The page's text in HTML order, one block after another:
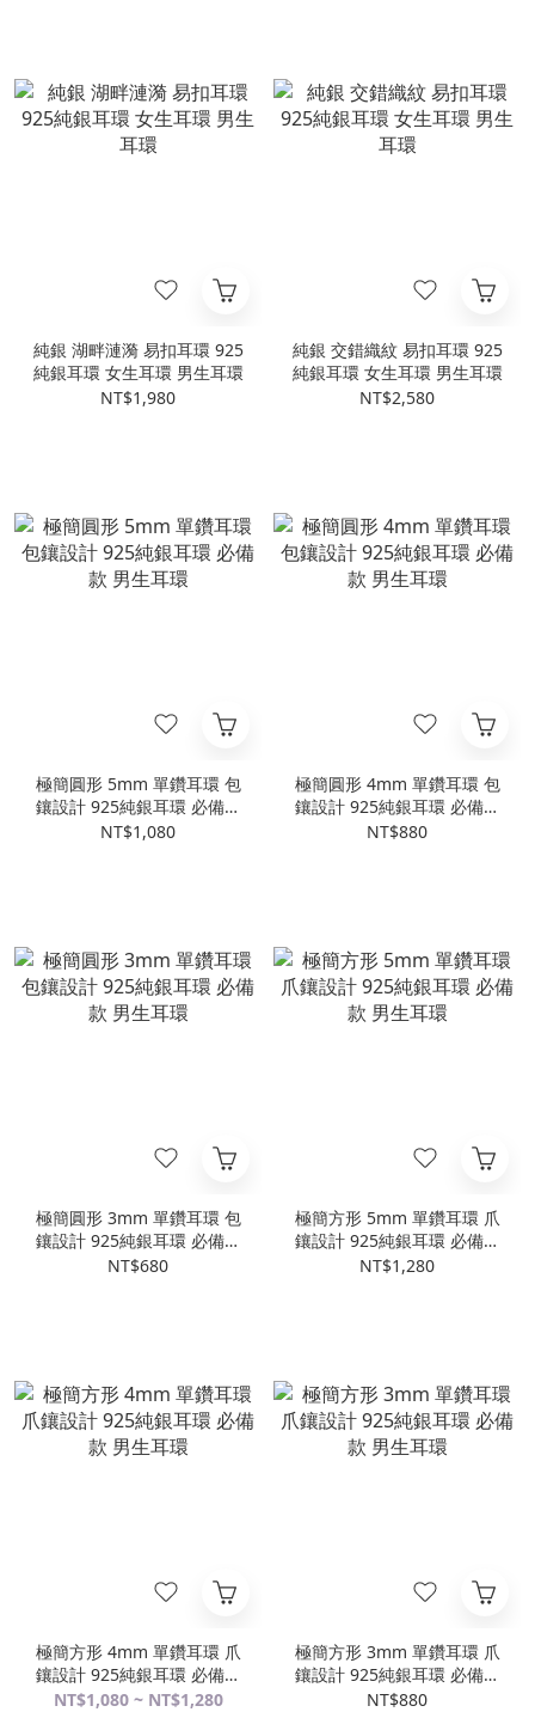
純銀 湖畔漣漪 易扣耳環 925
純銀耳環 女生耳環 男生耳環
NT$1,980
純銀 交錯織紋 易扣耳環 925
純銀耳環 女生耳環 男生耳環
NT$2,580
極簡圓形 5mm 單鑽耳環 包
鑲設計 925純銀耳環 必備款
男生耳環
NT$1,080
極簡圓形 4mm 單鑽耳環 包
鑲設計 925純銀耳環 必備款
男生耳環
NT$880
極簡圓形 3mm 單鑽耳環 包
鑲設計 925純銀耳環 必備款
男生耳環
NT$680
極簡方形 5mm 單鑽耳環 爪
鑲設計 925純銀耳環 必備款
男生耳環
NT$1,280
極簡方形 4mm 單鑽耳環 爪
鑲設計 925純銀耳環 必備款
男生耳環
NT$1,080 ~ NT$1,280
極簡方形 3mm 單鑽耳環 爪
鑲設計 925純銀耳環 必備款
男生耳環
NT$880